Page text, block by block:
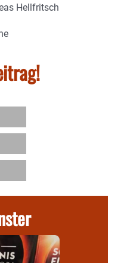
Hellfritsch